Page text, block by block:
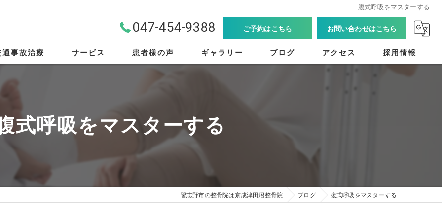
腹式呼吸をマスターする
047-454-9388 ご予約はこちら お問い合わせはこちら
通事故治療 サービス
スポーツ外傷
骨盤矯正
患者様の声 ギャラリー ブログ アクセス 採用情報
式呼吸をマスターする
習志野市の整骨院は京成津田沼整骨院 ブログ 腹式呼吸をマスターする